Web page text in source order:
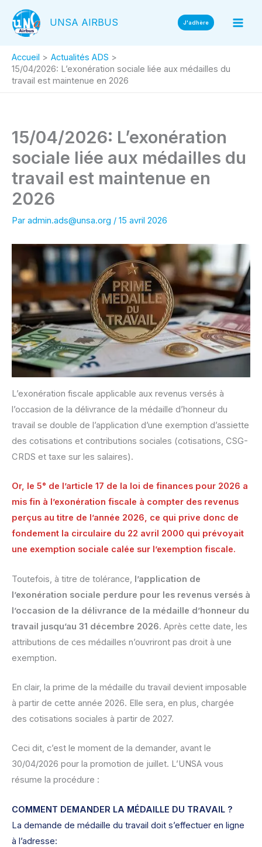
contenu
UNSA AIRBUS J'adhère
Accueil
Actualités ADS
15/04/2026: L’exonération sociale liée aux médailles du
travail est maintenue en 2026
15/04/2026: L’exonération
sociale liée aux médailles du
travail est maintenue en
2026
Par admin.ads@unsa.org / 15 avril 2026
L’exonération fiscale applicable aux revenus versés à
l’occasion de la délivrance de la médaille d’honneur du
travail se double de l’application d’une exemption d’assiette
des cotisations et contributions sociales (cotisations, CSG-
CRDS et taxe sur les salaires).
Or, le 5° de l’article 17 de la loi de finances pour 2026 a
mis fin à l’exonération fiscale à compter des revenus
perçus au titre de l’année 2026, ce qui prive donc de
fondement la circulaire du 22 avril 2000 qui prévoyait
une exemption sociale calée sur l’exemption fiscale.
Toutefois, à titre de tolérance, l’application de
l’exonération sociale perdure pour les revenus versés à
l’occasion de la délivrance de la médaille d’honneur du
travail jusqu’au 31 décembre 2026. Après cette date, les
attributions de ces médailles n’ouvriront pas droit à une
exemption.
En clair, la prime de la médaille du travail devient imposable
à partir de cette année 2026. Elle sera, en plus, chargée
des cotisations sociales à partir de 2027.
Ceci dit, c’est le moment de la demander, avant le
30/04/2026 pour la promotion de juillet. L’UNSA vous
résume la procédure :
COMMENT DEMANDER LA MÉDAILLE DU TRAVAIL ?
La demande de médaille du travail doit s’effectuer en ligne
à l’adresse: